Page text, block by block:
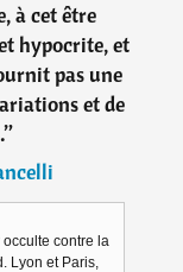
à cet être
hypocrite, et
pas une
et de
”
contre la
Lyon et Paris,